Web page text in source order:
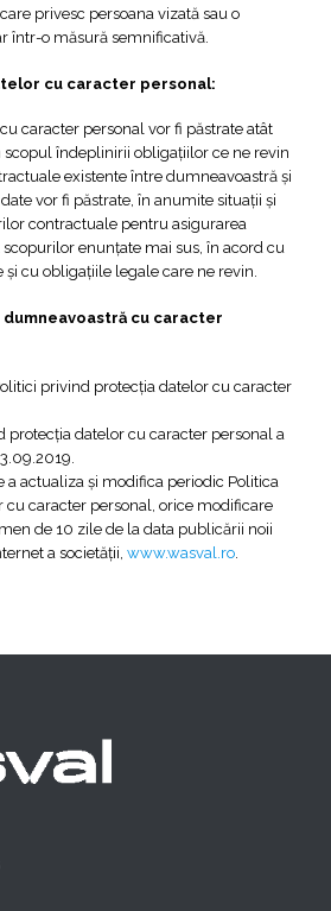
privesc persoana vizată sau o
într-o măsură semnificativă.
cu caracter personal:
caracter personal vor fi păstrate atât
scopul îndeplinirii obligaţiilor ce ne revin
existente între dumneavoastră şi
date vor fi păstrate, în anumite situaţii şi
contractuale pentru asigurarea
enunţate mai sus, în acord cu
şi cu obligaţiile legale care ne revin.
cu caracter
privind protecţia datelor cu caracter
protecţia datelor cu caracter personal a
a actualiza şi modifica periodic Politica
cu caracter personal, orice modificare
de 10 zile de la data publicării noii
a societății, www.wasval.ro.